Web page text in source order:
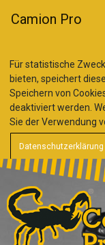
Für statistische
bieten, speichert
Speichern von
deaktiviert werden.
Sie der Verwendung
Datenschutzerklärung
Camion Pro